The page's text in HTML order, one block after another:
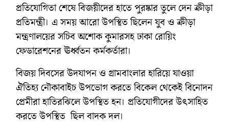
প্রতিযোগিতা শেষে বিজয়ীদের হাতে পুরষ্কার তুলে দেন ক্রীড়া
প্রতিমন্ত্রী। এ সময় আরো উপস্থিত ছিলেন যুব ও ক্রীড়া
মন্ত্রণালয়ের সচিব অশোক কুমারসহ ঢাকা রোয়িং
ফেডারেশনের ঊর্ধ্বতন কর্মকর্তারা।
বিজয় দিবসের উদযাপন ও গ্রামবাংলার হারিয়ে যাওয়া
ঐতিহ্য নৌকাবাইচ উপভোগ করতে বিকেল থেকেই বিনোদন
প্রেমীরা হাতিরঝিলে উপস্থিত হন। প্রতিযোগীদের উৎসাহিত
করতে উপস্থিত ছিল বাদক দল।